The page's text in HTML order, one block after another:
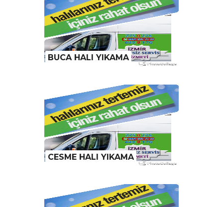
BUCA HALI YIKAMA
CESME HALI YIKAMA